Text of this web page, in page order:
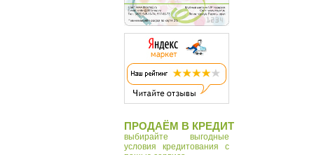
ПРОДАЁМ В КРЕДИТ
выбирайте выгодные
условия кредитования с